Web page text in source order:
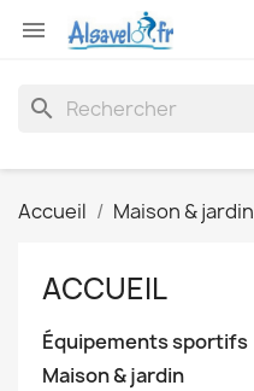

search
Accueil Maison & jardin
ACCUEIL
Équipements sportifs
Maison & jardin